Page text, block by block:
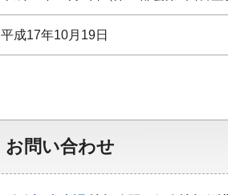
平成17年10月19日
お問い合わせ